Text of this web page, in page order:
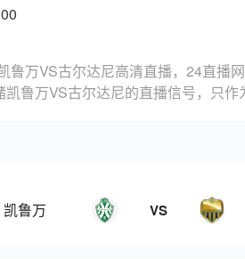
鲁万VS古尔达尼高清直播，24直播
鲁万VS古尔达尼的直播信号，只作
凯鲁万 VS